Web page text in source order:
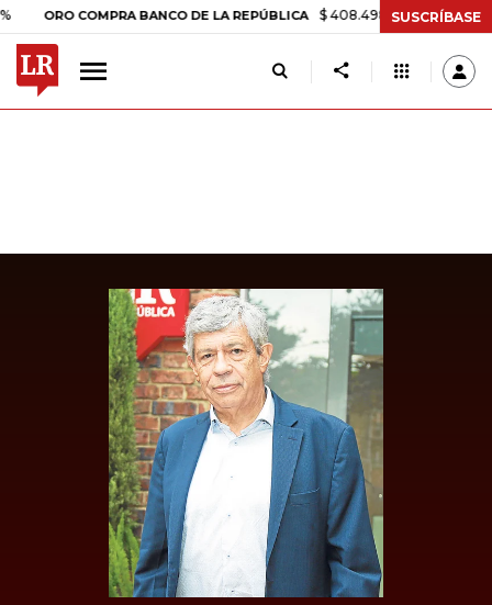
COMPRA BANCO DE LA REPÚBLICA $ 408.498,97 +$ 8.753,81
SUSCRÍBASE